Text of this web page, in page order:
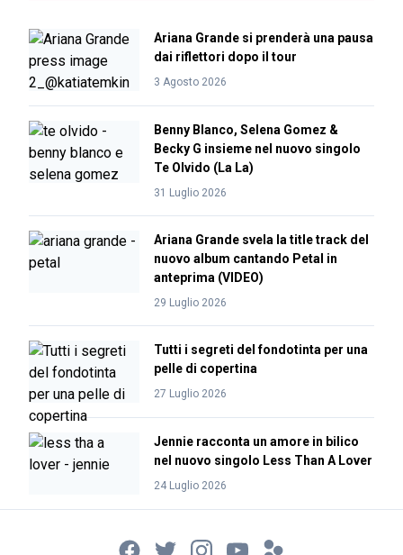
Ariana Grande si prenderà una pausa
dai riflettori dopo il tour
3 Agosto 2026
Benny Blanco, Selena Gomez &
Becky G insieme nel nuovo singolo
Te Olvido (La La)
31 Luglio 2026
Ariana Grande svela la title track del
nuovo album cantando Petal in
anteprima (VIDEO)
29 Luglio 2026
Tutti i segreti del fondotinta per una
pelle di copertina
27 Luglio 2026
Jennie racconta un amore in bilico
nel nuovo singolo Less Than A Lover
24 Luglio 2026